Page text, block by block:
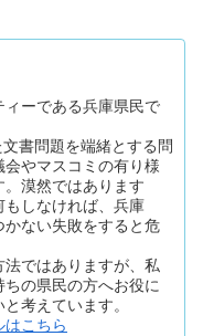
ーである兵庫県民で
書問題を端緒とする問
やマスコミの有り様
漠然ではあります
しなければ、兵庫
ない失敗をすると危
ではありますが、私
の県民の方へお役に
考えています。
こちら